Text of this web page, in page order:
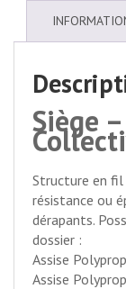
Siège
Structure en fil
résistance ou
dérapants.
dossier :
Assise
Assise